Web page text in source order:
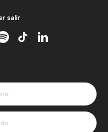
salir